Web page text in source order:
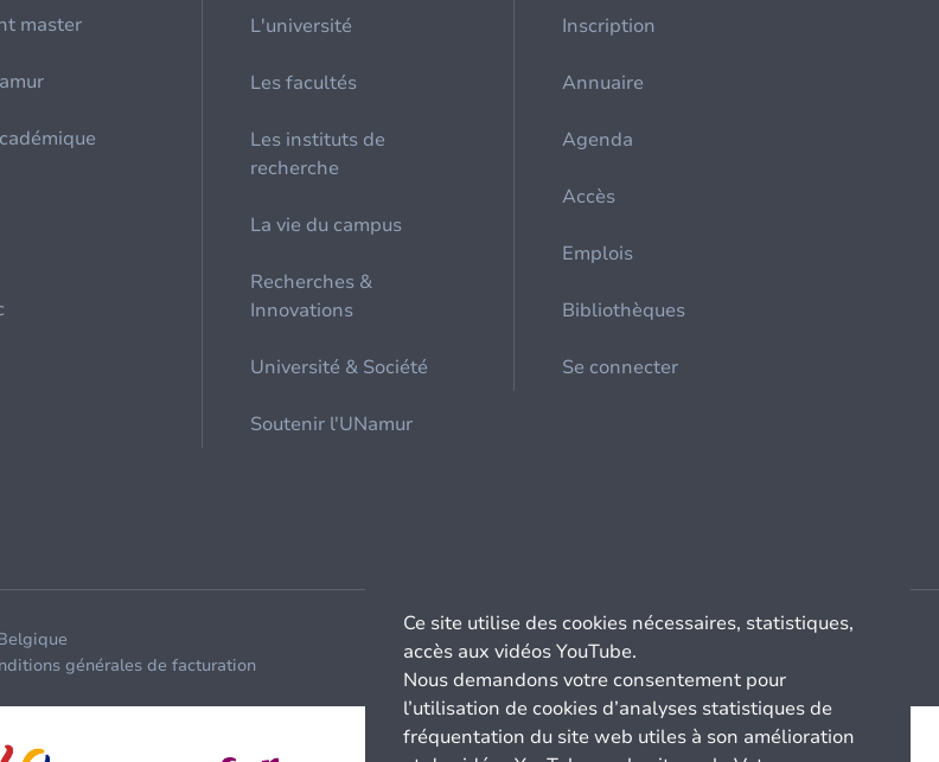
master L'université
Les facultés
Les instituts de
recherche
La vie du campus
Recherches &
Innovations
Université & Société
Soutenir l'UNamur
Inscription
Annuaire
Agenda
Accès
Emplois
Bibliothèques
Se connecter
générales de facturation
Ce site utilise des cookies nécessaires, statistiques,
accès aux vidéos YouTube.
Nous demandons votre consentement pour
l’utilisation de cookies d’analyses statistiques de
fréquentation du site web utiles à son amélioration